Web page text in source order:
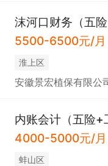
沫河口财务（五
5500-6500元/月
淮上区
安徽景宏植保有限公
内账会计（五险+
4000-5000元/月
蚌山区